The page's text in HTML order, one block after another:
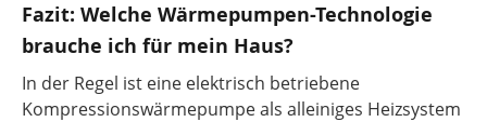
Fazit: Welche Wärmepumpen-Technologie
brauche ich für mein Haus?
In der Regel ist eine elektrisch betriebene
Kompressionswärmepumpe als alleiniges Heizsystem